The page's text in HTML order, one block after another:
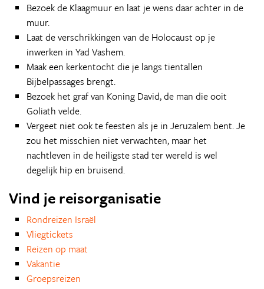
Bezoek de Klaagmuur en laat je wens daar achter in de
muur.
Laat de verschrikkingen van de Holocaust op je
inwerken in Yad Vashem.
Maak een kerkentocht die je langs tientallen
Bijbelpassages brengt.
Bezoek het graf van Koning David, de man die ooit
Goliath velde.
Vergeet niet ook te feesten als je in Jeruzalem bent. Je
zou het misschien niet verwachten, maar het
nachtleven in de heiligste stad ter wereld is wel
degelijk hip en bruisend.
Vind je reisorganisatie
Rondreizen Israël
Vliegtickets
Reizen op maat
Vakantie
Groepsreizen